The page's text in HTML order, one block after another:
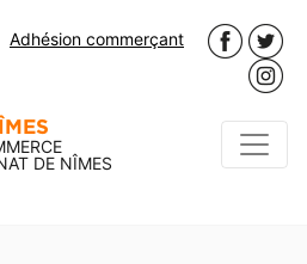
Adhésion commerçant
DE NÎMES